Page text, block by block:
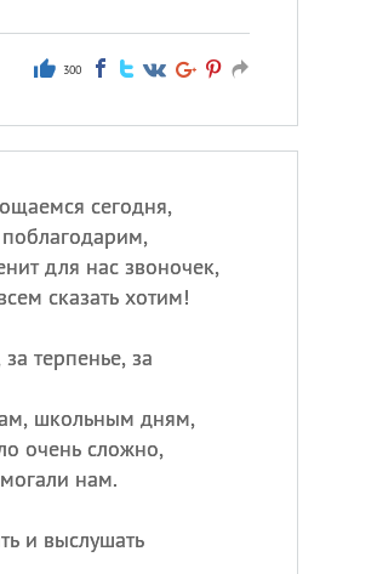
300
сегодня,
для нас звоночек,
сказать хотим!
терпенье, за
школьным дням,
очень сложно,
нам.
и выслушать